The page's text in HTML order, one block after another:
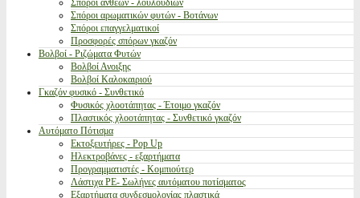
Σπόροι ανθέων - λουλουδιών
Σπόροι αρωματικών φυτών - Βοτάνων
Σπόροι επαγγελματικοί
Προσφορές σπόρων γκαζόν
Βολβοί - Ριζώματα Φυτών
Βολβοί Ανοιξης
Βολβοί Καλοκαιριού
Γκαζόν φυσικό - Συνθετικό
Φυσικός χλοοτάπητας - Έτοιμο γκαζόν
Πλαστικός χλοοτάπητας - Συνθετικό γκαζόν
Αυτόματο Πότισμα
Εκτοξευτήρες - Pop Up
Ηλεκτροβάνες - εξαρτήματα
Προγραμματιστές - Κομπιούτερ
Λάστιχα PE- Σωλήνες αυτόματου ποτίσματος
Εξαρτήματα συνδεσμολογίας πλαστικά